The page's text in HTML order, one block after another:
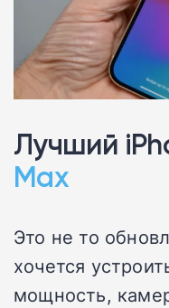
Лучший
Max
Это не то
хочется
мощность,